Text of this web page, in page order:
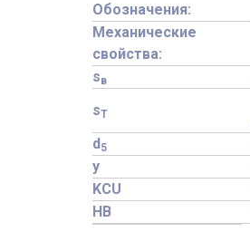
Обозначения:
Механические
свойства:
sв
sT
d5
y
KCU
HB